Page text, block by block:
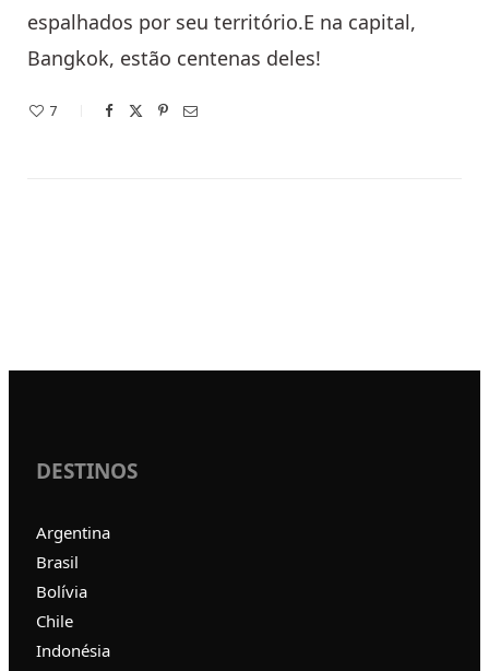
espalhados por seu território.E na capital,
Bangkok, estão centenas deles!
7
DESTINOS
Argentina
Brasil
Bolívia
Chile
Indonésia